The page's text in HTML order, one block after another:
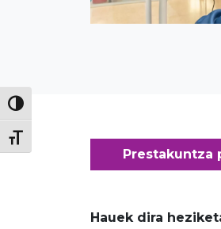
Prestakuntza
Hauek dira